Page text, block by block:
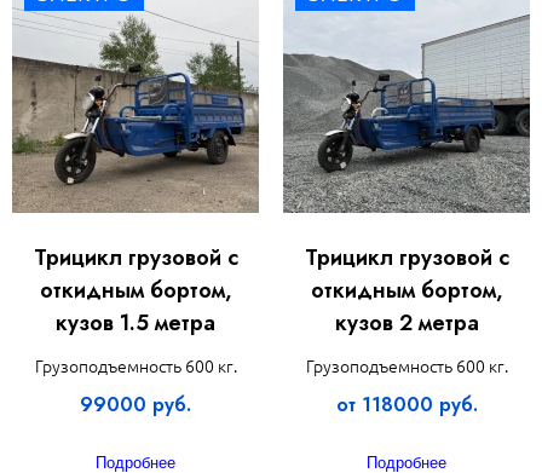
Трицикл грузовой с
откидным бортом,
кузов 1.5 метра
Грузоподъемность 600 кг.
99000 руб.
Подробнее
Трицикл грузовой с
откидным бортом,
кузов 2 метра
Грузоподъемность 600 кг.
от 118000 руб.
Подробнее